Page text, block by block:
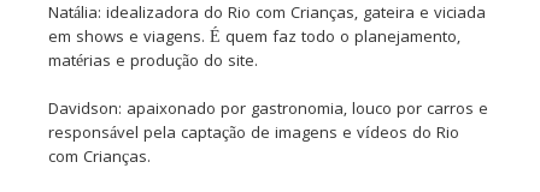
Natália: idealizadora do Rio com Crianças, gateira e viciada
em shows e viagens. É quem faz todo o planejamento,
matérias e produção do site.
Davidson: apaixonado por gastronomia, louco por carros e
responsável pela captação de imagens e vídeos do Rio
com Crianças.